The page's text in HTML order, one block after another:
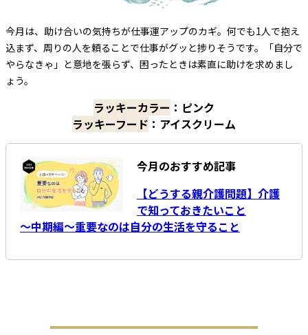
今月は、助け合いの気持ちが仕事運アップのカギ。何でも1人で抱え
込まず、周りの人を頼ることで仕事がグッと捗りそうです。「自分で
やらなきゃ」と意地を張らず、困ったときは素直に助けを求めまし
ょう。
ラッキーカラー ：ピンク
ラッキーフード ：アイスクリーム
今月のおすすめ記事
【どうする親介護問題】介護
で知っておきたいこと
～中期編～重要なのは自分の生活を守ること